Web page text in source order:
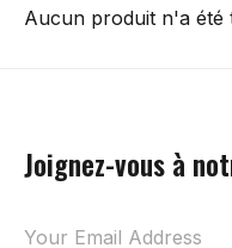
Aucun produit n'a été
Joignez-vous à